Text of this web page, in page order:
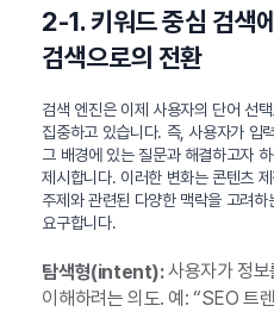
2-1. 키워드 중심 검색
검색으로의 전환
검색 엔진은 이제 사용자의 단어 선택
집중하고 있습니다. 즉, 사용자가 입
그 배경에 있는 질문과 해결하고자
제시합니다. 이러한 변화는 콘텐츠
주제와 관련된 다양한 맥락을 고려하
요구합니다.
탐색형(intent):사용자가 정보
이해하려는 의도. 예: “SEO 트